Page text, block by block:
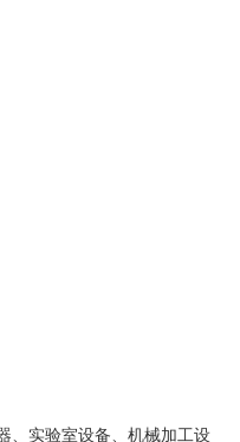
、实验室设备、机械加工设